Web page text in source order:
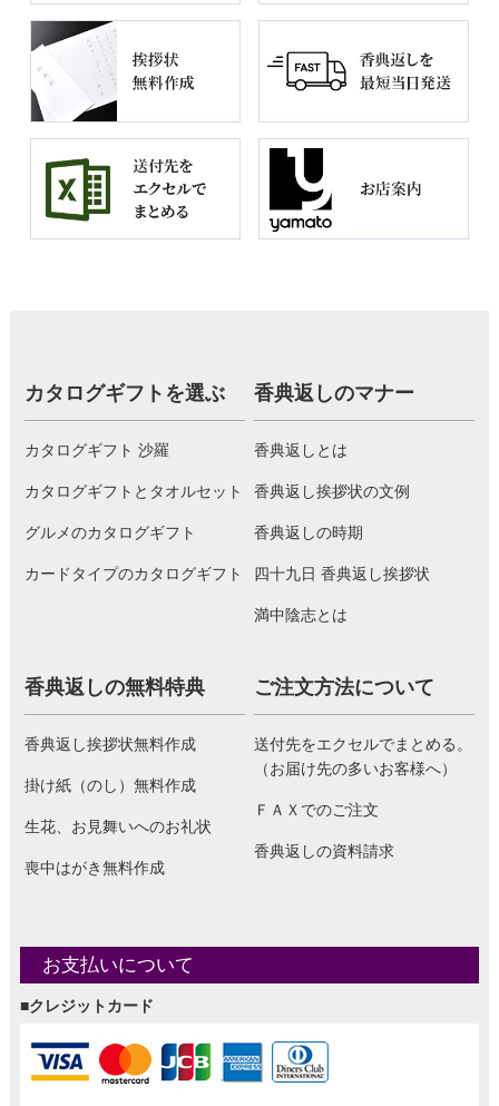
カタログギフトを選ぶ
カタログギフト 沙羅
カタログギフトとタオルセット
グルメのカタログギフト
カードタイプのカタログギフト
香典返しのマナー
香典返しとは
香典返し挨拶状の文例
香典返しの時期
四十九日 香典返し挨拶状
満中陰志とは
香典返しの無料特典
香典返し挨拶状無料作成
掛け紙（のし）無料作成
生花、お見舞いへのお礼状
喪中はがき無料作成
ご注文方法について
送付先をエクセルでまとめる。
（お届け先の多いお客様へ）
ＦＡＸでのご注文
香典返しの資料請求
お支払いについて
■クレジットカード